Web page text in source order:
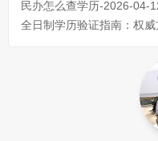
民办怎么查学历-2026-04-
全日制学历验证指南：权
成人初中文凭怎么提